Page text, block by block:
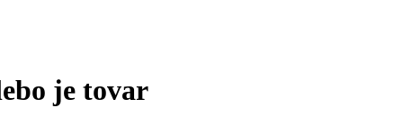
je tovar